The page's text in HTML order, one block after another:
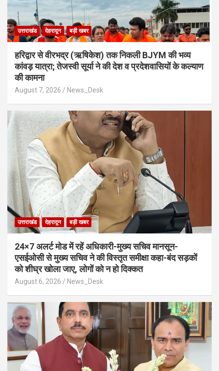
उत्तराखंड देहरादून बड़ी खबर
​हरिद्वार से वीरभद्र (ऋषिकेश) तक निकली BJYM की भव्य
कांवड़ यात्रा; तेजस्वी सूर्या ने की देश व प्रदेशवासियों के कल्याण
की कामना
August 7, 2026 News_Desk
उत्तराखंड देहरादून बड़ी खबर
24×7 अलर्ट मोड में रहें अधिकारी-मुख्य सचिव मानसून-
एसईओसी से मुख्य सचिव ने की विस्तृत समीक्षा कहा-बंद सड़कों
को शीघ्र खोला जाए, लोगों को न हो दिक्कत
August 6, 2026 News_Desk